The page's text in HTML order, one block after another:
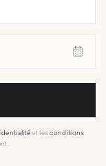
et lesconditions